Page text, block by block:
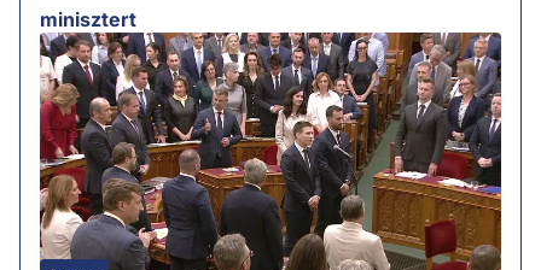
minisztert